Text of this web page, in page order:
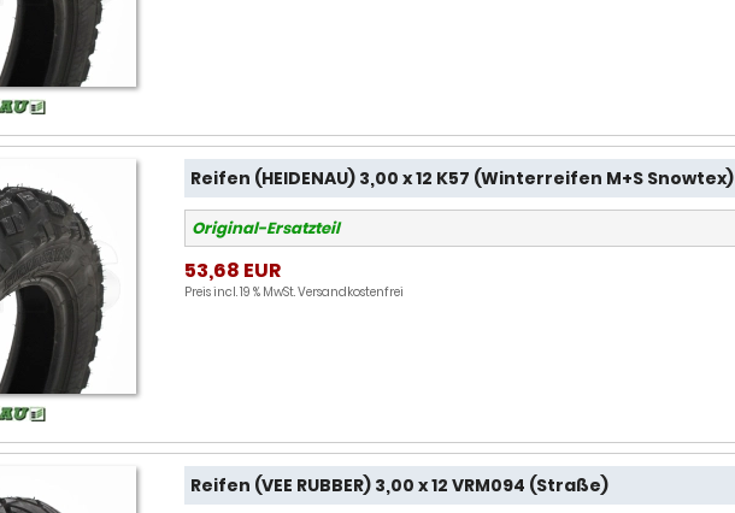
Reifen (HEIDENAU) 3,00 x 12 K57 (Winterreifen M+S Snowtex)
Original-Ersatzteil
53,68 EUR
Preis incl. 19 % MwSt.Versandkostenfrei
Reifen (VEE RUBBER) 3,00 x 12 VRM094 (Straße)